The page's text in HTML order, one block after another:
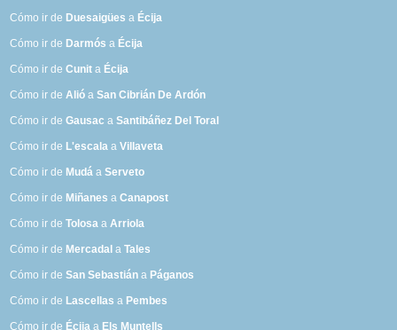
Cómo ir de Duesaigües a Écija
Cómo ir de Darmós a Écija
Cómo ir deCunit a Écija
Cómo ir deAlió aSan Cibrián De Ardón
Cómo ir deGausac aSantibáñez Del Toral
Cómo ir de L'escala aVillaveta
Cómo ir de Mudá aServeto
Cómo ir de Miñanes aCanapost
Cómo ir deTolosa aArriola
Cómo ir de Mercadal aTales
Cómo ir deSan Sebastián a Páganos
Cómo ir de Lascellas a Pembes
Cómo ir de Écija a Els Muntells